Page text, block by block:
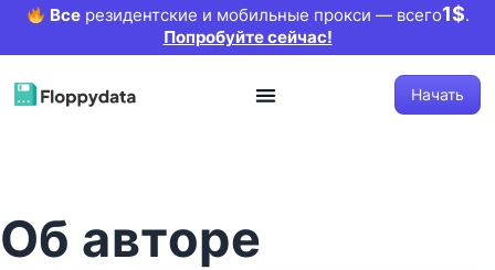
Всерезидентские и мобильные прокси — всего1$.
Попробуйте сейчас!
Начать
Об авторе